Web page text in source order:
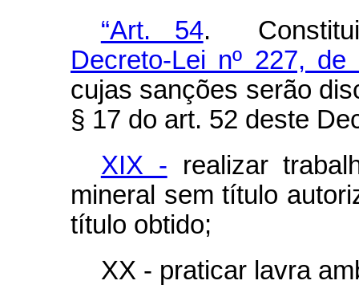
“Art. 54. Constitui
Decreto-Lei nº 227, de
cujas sanções serão
§ 17 do art. 52 deste
XIX - realizar
mineral sem título
título obtido;
XX - praticar lavra